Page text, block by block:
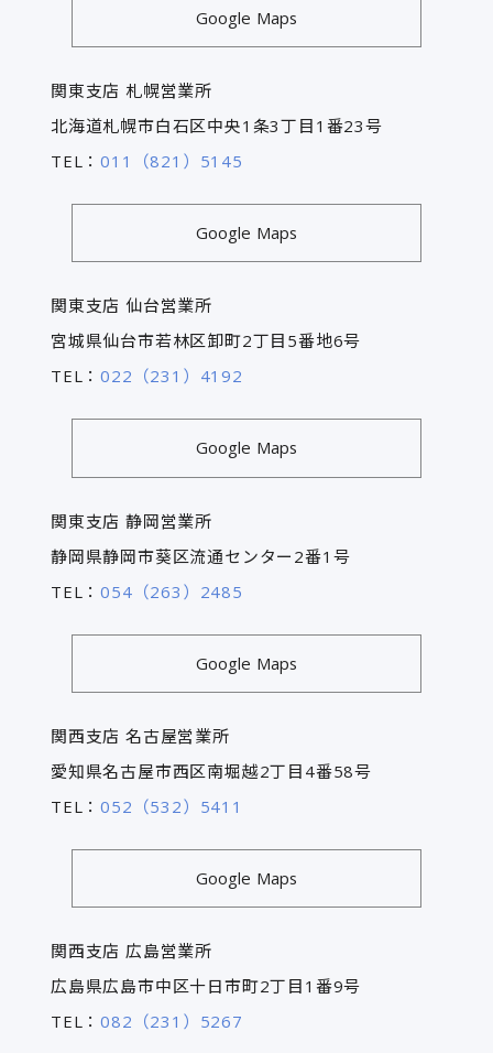
Google Maps
関東支店 札幌営業所
北海道札幌市白石区中央1条3丁目1番23号
TEL：011（821）5145
Google Maps
関東支店 仙台営業所
宮城県仙台市若林区卸町2丁目5番地6号
TEL：022（231）4192
Google Maps
関東支店 静岡営業所
静岡県静岡市葵区流通センター2番1号
TEL：054（263）2485
Google Maps
関西支店 名古屋営業所
愛知県名古屋市西区南堀越2丁目4番58号
TEL：052（532）5411
Google Maps
関西支店 広島営業所
広島県広島市中区十日市町2丁目1番9号
TEL：082（231）5267